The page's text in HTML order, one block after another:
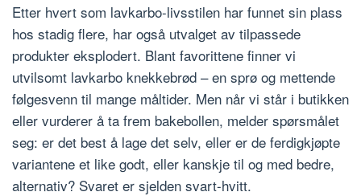
Etter hvert som lavkarbo-livsstilen har funnet sin plass
hos stadig flere, har også utvalget av tilpassede
produkter eksplodert. Blant favorittene finner vi
utvilsomt lavkarbo knekkebrød – en sprø og mettende
følgesvenn til mange måltider. Men når vi står i butikken
eller vurderer å ta frem bakebollen, melder spørsmålet
seg: er det best å lage det selv, eller er de ferdigkjøpte
variantene et like godt, eller kanskje til og med bedre,
alternativ? Svaret er sjelden svart-hvitt.